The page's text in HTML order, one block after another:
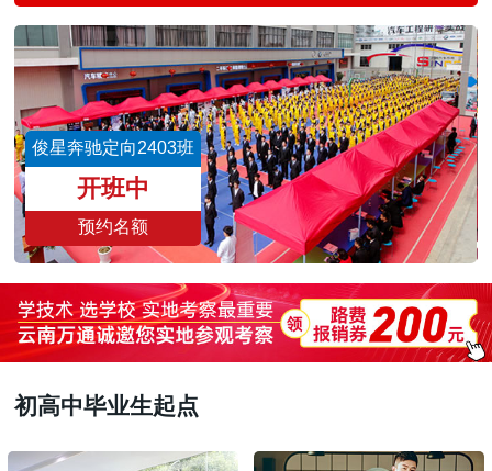
美容快修店长班 30 3 孙 琴 预约
汽车快修快保创业 30 3 何志刚 预约
汽车涂装技术班 30 1 王景仰 预约
二手车评估师 15 3 魏志伟 预约
新能源汽车校企班 30 3 董文亮 预约
俊星奔驰定向2403班
开班中
预约名额
初高中毕业生起点